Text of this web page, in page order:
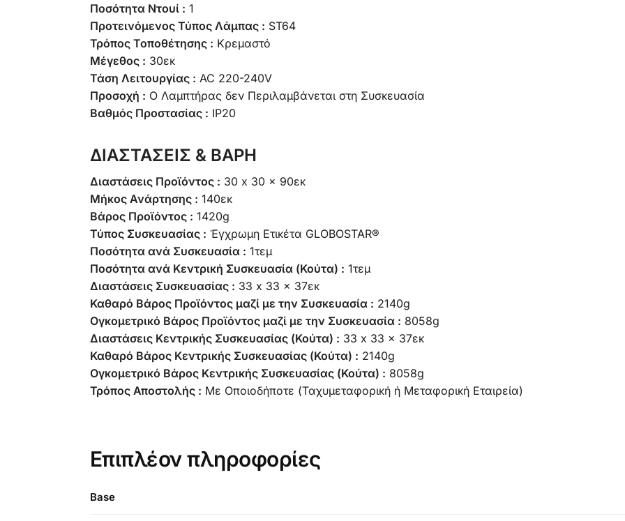
Ποσότητα Ντουί : 1
Προτεινόμενος Τύπος Λάμπας : ST64
Τρόπος Τοποθέτησης : Κρεμαστό
Μέγεθος : 30εκ
Τάση Λειτουργίας : AC 220-240V
Προσοχή : Ο Λαμπτήρας δεν Περιλαμβάνεται στη Συσκευασία
Βαθμός Προστασίας : IP20
ΔΙΑΣΤΑΣΕΙΣ & ΒΑΡΗ
Διαστάσεις Προϊόντος : 30 x 30 x 90εκ
Μήκος Ανάρτησης : 140εκ
Βάρος Προϊόντος : 1420g
Τύπος Συσκευασίας : Έγχρωμη Ετικέτα GLOBOSTAR®
Ποσότητα ανά Συσκευασία : 1τεμ
Ποσότητα ανά Κεντρική Συσκευασία (Κούτα) : 1τεμ
Διαστάσεις Συσκευασίας : 33 x 33 x 37εκ
Καθαρό Βάρος Προϊόντος μαζί με την Συσκευασία : 2140g
Ογκομετρικό Βάρος Προϊόντος μαζί με την Συσκευασία : 8058g
Διαστάσεις Κεντρικής Συσκευασίας (Κούτα) : 33 x 33 x 37εκ
Καθαρό Βάρος Κεντρικής Συσκευασίας (Κούτα) : 2140g
Ογκομετρικό Βάρος Κεντρικής Συσκευασίας (Κούτα) : 8058g
Τρόπος Αποστολής : Με Οποιοδήποτε (Ταχυμεταφορική ή Μεταφορική Εταιρεία)
Επιπλέον πληροφορίες
Base